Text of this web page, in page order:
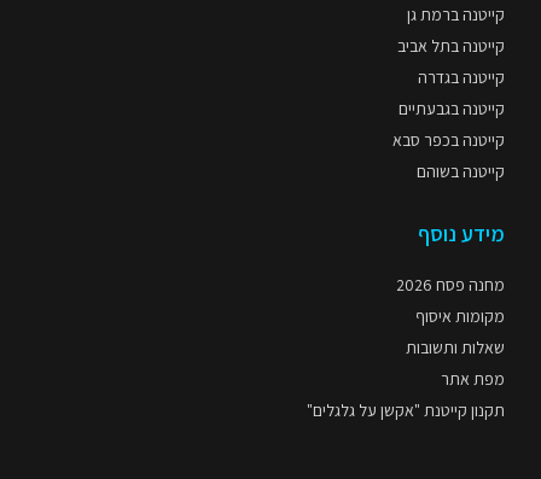
קייטנה ברמת גן
קייטנה בתל אביב
קייטנה בגדרה
קייטנה בגבעתיים
קייטנה בכפר סבא
קייטנה בשוהם
מידע נוסף
מחנה פסח 2026
מקומות איסוף
שאלות ותשובות
מפת אתר
תקנון קייטנת "אקשן על גלגלים"